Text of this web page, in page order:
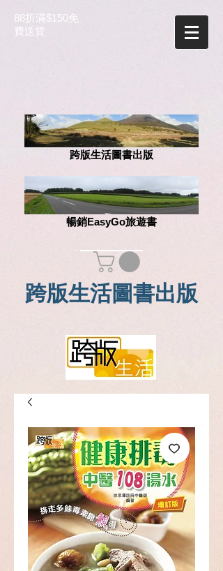
88折滿$150免
費送貨
跨版生活圖書出版
暢銷EasyGo旅遊書
跨版生活圖書出版